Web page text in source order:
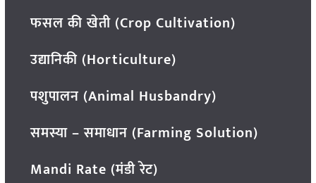
फसल की खेती (Crop Cultivation)
उद्यानिकी (Horticulture)
पशुपालन (Animal Husbandry)
समस्या – समाधान (Farming Solution)
Mandi Rate (मंडी रेट)